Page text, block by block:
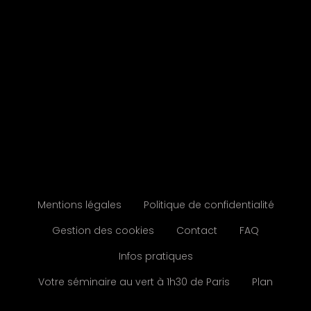
Mentions légales
Politique de confidentialité
Gestion des cookies
Contact
FAQ
Infos pratiques
Votre séminaire au vert à 1h30 de Paris
Plan